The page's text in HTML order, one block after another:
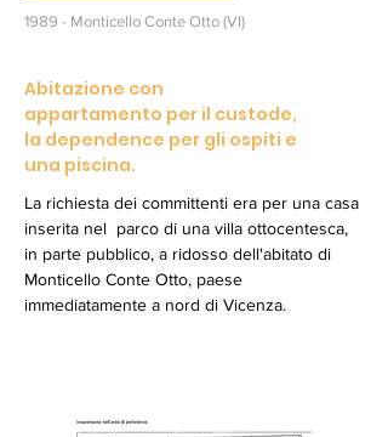
1989 - Monticello Conte Otto (VI)
Abitazione con
appartamento per il custode,
la dependence per gli ospiti e
una piscina.
La richiesta dei committenti era per una casa
inserita nel parco di una villa ottocentesca,
in parte pubblico, a ridosso dell'abitato di
Monticello Conte Otto, paese
immediatamente a nord di Vicenza.